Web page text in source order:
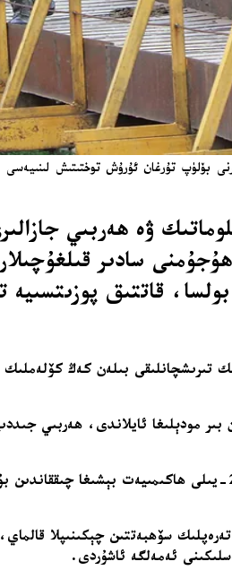
ھۇجۇمنى سادىر
پاكىستان بولسا،
تىرىشچانلىقى بىلەن كەڭ
يېقىنقى 20 يىلدىن بۇيان تەكرارلىنىۋاتقان
ئەمما، ھىندىستان باش مىنىستىرى نارېندرا مودىنىڭ قاتتىق قول ھىندى
ئىككى تەرەپلىك سۆھبەتتىن
ئەمەلگە ئاشۇردى.